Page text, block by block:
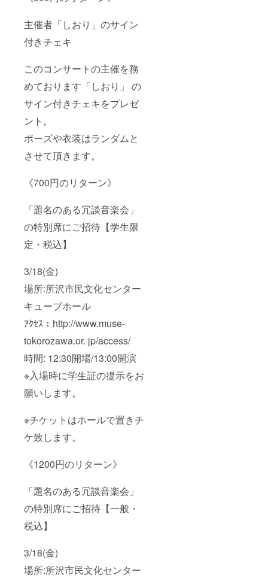
主催者「しおり」のサイン
付きチェキ
このコンサートの主催を務
めております「しおり」 の
サイン付きチェキをプレゼ
ント。
ポーズや衣装はランダムと
させて頂きます。
《700円のリターン》
「題名のある冗談音楽会」
の特別席にご招待【学生限
定・税込】
3/18(金)
場所:所沢市民文化センター
キューブホール
ｱｸｾｽ：http://www.muse-
tokorozawa.or. jp/access/
時間: 12:30開場/13:00開演
※入場時に学生証の提示をお
願いします。
※チケットはホールで置きチ
ケ致します。
《1200円のリターン》
「題名のある冗談音楽会」
の特別席にご招待【一般・
税込】
3/18(金)
場所:所沢市民文化センター